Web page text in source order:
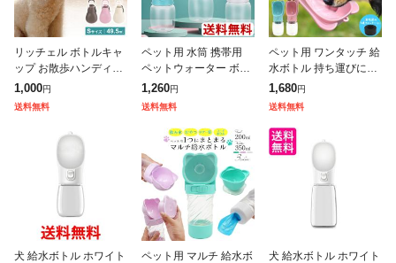
リッチェル ボトルキャ
ップ お散歩ハンディシ
ャワー Sサイズ ダーク
ブラウン/ライトピンク/
アイボリー | 携帯給水
1,000円
送料無料
ペット用 水筒 携帯用
ペットウォーター ボト
ル ワンタッチ ホワイト
犬 猫 ドッグ キャット
散歩 ペット ウォーター
ボトル
1,260円
送料無料
ペット用 ワンタッチ 給
水ボトル 持ち運びに便
利 水がこぼれない ロッ
ク機能付き 犬 猫 散歩
旅行 お出かけ 車 病院
ペット
1,680円
送料無料
犬 給水ボトル ホワイト
ペット用 マルチ 給水ボ
犬 給水ボトル ホワイト